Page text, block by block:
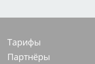
Тарифы
Партнёры